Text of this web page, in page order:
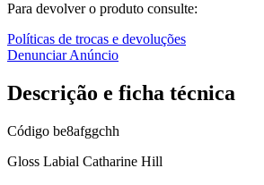
Para devolver o produto consulte:
Políticas de trocas e devoluções
Denunciar Anúncio
Descrição e ficha técnica
Código be8afggchh
Gloss Labial Catharine Hill